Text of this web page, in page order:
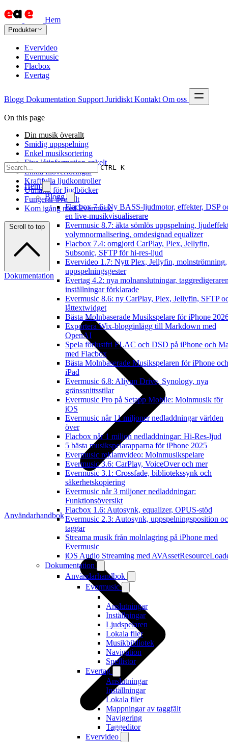
Hem
Produkter
Evervideo
Evermusic
Flacbox
Evertag
Blogg Dokumentation Support Juridiskt Kontakt Om oss
CTRL K
Hem
Blogg
Flacbox 7.6: Ny BASS-ljudmotor, effekter, DSP
en live-musikvisualiserare
Evermusic 8.7: äkta sömlös uppspelning,
volymnormalisering, omdesignad equalizer
Flacbox 7.4: omgjord CarPlay, Plex, Jellyfin,
Subsonic, SFTP för hi-res-ljud
Evervideo 1.7: Nytt Plex, Jellyfin, molnströmning,
uppspelningsgester
Evertag 4.2: nya molnanslutningar,
inställningar förklarade
Evermusic 8.6: ny CarPlay, Plex, Jellyfin, SFTP
låttextwidget
Bästa Molnbaserade Musikspelare för iPhone
Exportera Wix-blogginlägg till Markdown med
OpenAI
Spela förlustfri FLAC och DSD på iPhone och
med Flacbox
Bästa Molnbaserade Musikspelaren för iPhone och
iPad
Evermusic 6.8: Aliyun Drive, Synology, nya
gränssnittsstilar
Evermusic Pro på Setapp Mobile: Molnmusik för
iOS
Evermusic når 11 miljoner nedladdningar världen
över
Flacbox når 1 miljon nedladdningar: Hi-Res-ljud
5 bästa musikspelarapparna för iPhone 2025
Evermusic reklamvideo: Molnmusikspelare
Evermusic 3.6: CarPlay, VoiceOver och mer
Evermusic 3.1: Crossfade, bibliotekssynk och
säkerhetskopiering
Evermusic når 3 miljoner nedladdningar:
Funktionsöversikt
Flacbox 1.6: Autosynk, equalizer, OPUS-stöd
Evermusic 2.3: Autosynk, uppspelningsposition
taggar
Streama musik från molnlagring på iPhone med
Evermusic
iOS Audio Streaming med
Dokumentation
Användarhandbok
Evermusic
Anslutningar
Inställningar
Ljudspelaren
Lokala filer
Musikbibliotek
Navigation
Spellistor
Evertag
Anslutningar
Inställningar
Lokala filer
Mappningar av taggfält
Navigering
Taggeditor
Evervideo
On this page
Din musik överallt
Smidig uppspelning
Enkel musiksortering
Fixa låtinformation enkelt
Enkla filöverföringar
Kraftfulla ljudkontroller
Utmärkt för ljudböcker
Fungerar överallt
Kom igång med Evermusic
Scroll to top
Dokumentation
Användarhandbok